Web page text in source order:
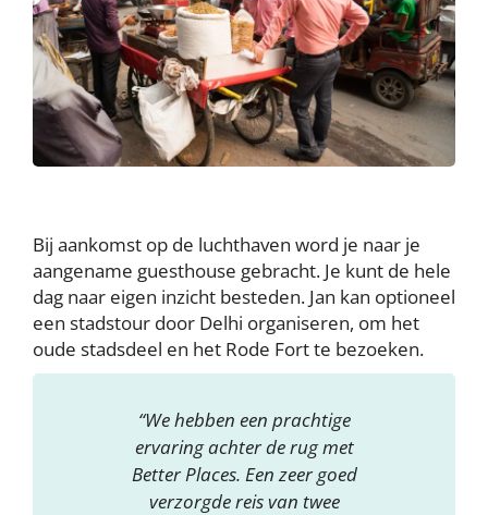
Bij aankomst op de luchthaven word je naar je
aangename guesthouse gebracht. Je kunt de hele
dag naar eigen inzicht besteden. Jan kan optioneel
een stadstour door Delhi organiseren, om het
oude stadsdeel en het Rode Fort te bezoeken.
“We hebben een prachtige
ervaring achter de rug met
Better Places. Een zeer goed
verzorgde reis van twee